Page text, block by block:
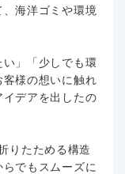
海洋ゴミや環境
」「少しでも環
様の想いに触れ
イデアを出したの
りたためる構造
でもスムーズに